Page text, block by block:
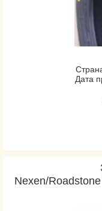
Дата
Nexen/